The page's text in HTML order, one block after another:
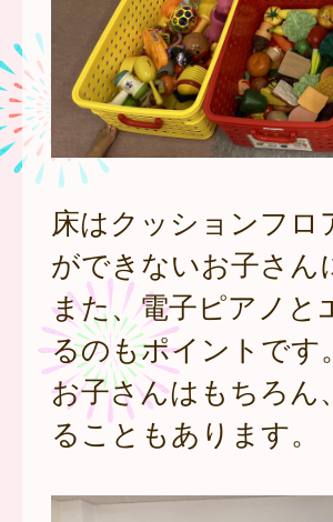
床はクッションフ
ができないお子さん
また、電子ピアノと
るのもポイントです。
お子さんはもちろん
ることもあります。